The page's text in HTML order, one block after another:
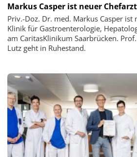
Markus Casper ist neuer Chefarzt
Priv.-Doz. Dr. med. Markus Casper ist
Klinik für Gastroenterologie,
am CaritasKlinikum Saarbrücken.
Lutz geht in Ruhestand.